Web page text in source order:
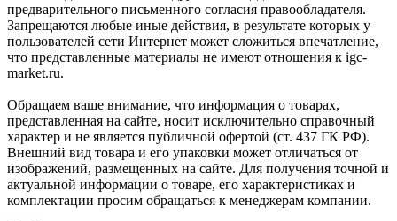
предварительного письменного согласия правообладателя.
Запрещаются любые иные действия, в результате которых у
пользователей сети Интернет может сложиться впечатление,
что представленные материалы не имеют отношения к igc-
market.ru.
Обращаем ваше внимание, что информация о товарах,
представленная на сайте, носит исключительно справочный
характер и не является публичной офертой (ст. 437 ГК РФ).
Внешний вид товара и его упаковки может отличаться от
изображений, размещенных на сайте. Для получения точной и
актуальной информации о товаре, его характеристиках и
комплектации просим обращаться к менеджерам компании.